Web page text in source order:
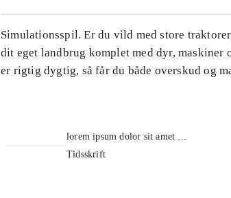
Simulationsspil. Er du vild med store
dit eget landbrug komplet med dyr, maskiner
er rigtig dygtig, så får du både overskud og
lorem ipsum dolor sit amet ...
Tidsskrift